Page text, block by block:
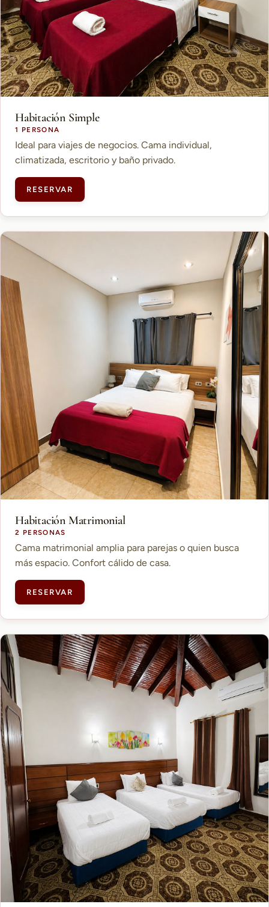
Habitación Simple
1 PERSONA
Ideal para viajes de negocios. Cama individual,
climatizada, escritorio y baño privado.
RESERVAR
Habitación Matrimonial
2 PERSONAS
Cama matrimonial amplia para parejas o quien busca
más espacio. Confort cálido de casa.
RESERVAR